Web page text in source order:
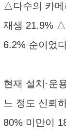
△다수의 카
재생 21.9% △
6.2% 순이었
현재 설치·운
느 정도 신뢰
80% 미만이